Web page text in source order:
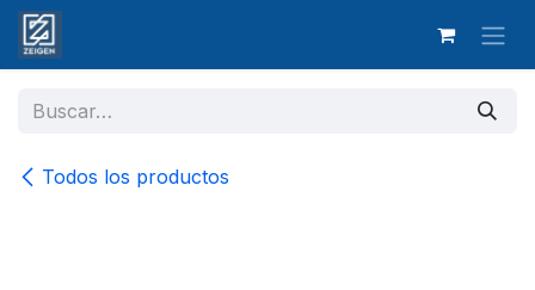
Ir al contenido
Todos los productos